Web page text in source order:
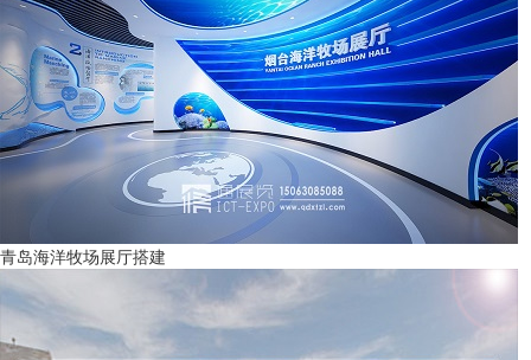
青岛海洋牧场展厅搭建